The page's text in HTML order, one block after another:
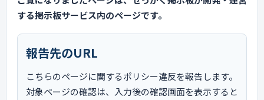
する掲示板サービス内のページです。
報告先のURL
こちらのページに関するポリシー違反を報告します。
対象ページの確認は、入力後の確認画面を表示すると